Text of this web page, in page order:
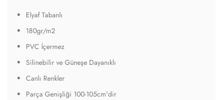
Elyaf Tabanlı
180gr/m2
PVC İçermez
Silinebilir ve Güneşe Dayanıklı
Canlı Renkler
Parça Genişliği 100-105cm'dir